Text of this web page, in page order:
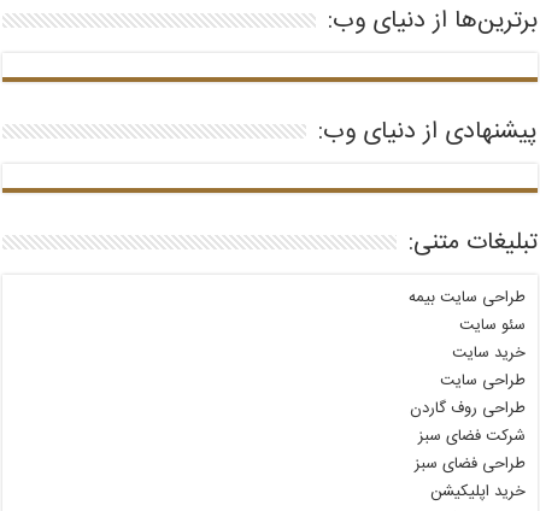
برترین‌ها از دنیای وب:
پیشنهادی از دنیای وب:
تبلیغات متنی:
طراحی سایت بیمه
سئو سایت
خرید سایت
طراحی سایت
طراحی روف گاردن
شرکت فضای سبز
طراحی فضای سبز
خرید اپلیکیشن